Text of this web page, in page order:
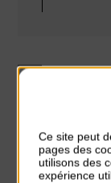
PARTAGER CETTE
Ce site peut
pages des
utilisons des
expérience